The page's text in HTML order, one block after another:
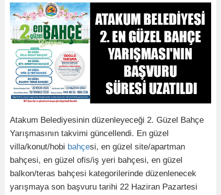
Atakum Belediyesinin düzenleyeceği 2. Güzel Bahçe
Yarışmasının takvimi güncellendi. En güzel
villa/konut/hobi bahçesi, en güzel site/apartman
bahçesi, en güzel ofis/iş yeri bahçesi, en güzel
balkon/teras bahçesi kategorilerinde düzenlenecek
yarışmaya son başvuru tarihi 22 Haziran Pazartesi